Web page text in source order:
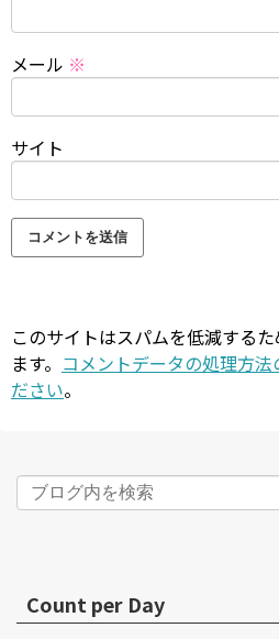
メール ※
サイト
このサイトはスパムを低減する
ます。 コメントデータの処理方
ださい。
Count per Day